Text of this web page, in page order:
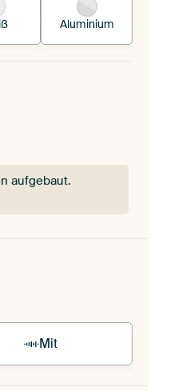
Aluminium
aufgebaut.
aufgebaut.
Mit